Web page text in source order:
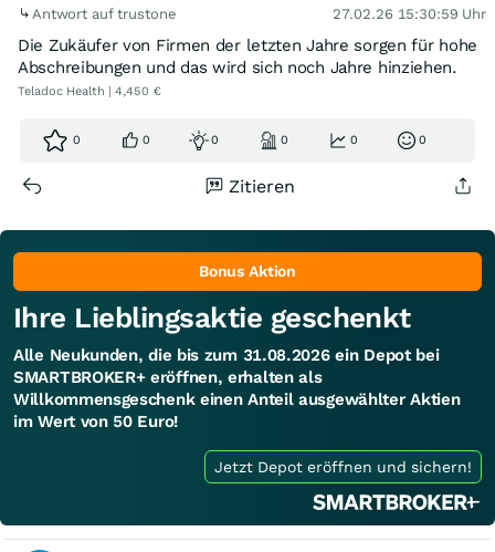
Antwort auf trustone 27.02.26 15:30:59 Uhr
Die Zukäufer von Firmen der letzten Jahre sorgen für hohe
Abschreibungen und das wird sich noch Jahre hinziehen.
Teladoc Health | 4,450 €
0 0 0 0 0 0
Zitieren
Bonus Aktion
Ihre Lieblingsaktie geschenkt
Alle Neukunden, die bis zum 31.08.2026 ein Depot bei
SMARTBROKER+ eröffnen, erhalten als
Willkommensgeschenk einen Anteil ausgewählter Aktien
im Wert von 50 Euro!
Jetzt Depot eröffnen und sichern!